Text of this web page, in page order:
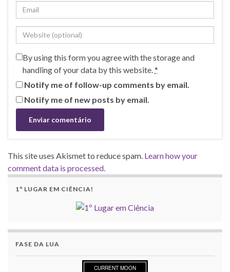
By using this form you agree with the storage and
handling of your data by this website.*
Notify me of follow-up comments by email.
Notify me of new posts by email.
This site uses Akismet to reduce spam. Learn how your
comment data is processed.
1º LUGAR EM CIÊNCIA!
FASE DA LUA